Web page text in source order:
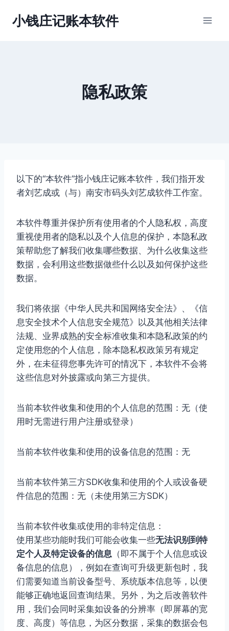
小钱庄记账本软件
隐私政策
以下的“本软件”指小钱庄记账本软件，我们指开发
者刘艺成或（与）南安市码头刘艺成软件工作室。
本软件尊重并保护所有使用者的个人隐私权，高度
重视使用者的隐私以及个人信息的保护，本隐私政
策帮助您了解我们收集哪些数据、为什么收集这些
数据，会利用这些数据做些什么以及如何保护这些
数据。
我们将依据《中华人民共和国网络安全法》、《信
息安全技术个人信息安全规范》以及其他相关法律
法规、业界成熟的安全标准收集和本隐私政策的约
定使用您的个人信息，除本隐私权政策另有规定
外，在未征得您事先许可的情况下，本软件不会将
这些信息对外披露或向第三方提供。
当前本软件收集和使用的个人信息的范围：无（使
用时无需进行用户注册或登录）
当前本软件收集和使用的设备信息的范围：无
当前本软件第三方SDK收集和使用的个人或设备硬
件信息的范围：无（未使用第三方SDK）
当前本软件收集或使用的非特定信息：
使用某些功能时我们可能会收集一些无法识别到特
定个人及特定设备的信息 （即不属于个人信息或设
备信息的信息），例如在查询可升级更新包时，我
们需要知道当前设备型号、系统版本信息等，以便
能够正确地返回查询结果。另外，为之后改善软件
用，我们会同时采集如设备的分辨率（即屏幕的宽
度、高度）等信息，为区分数据，采集的数据会包